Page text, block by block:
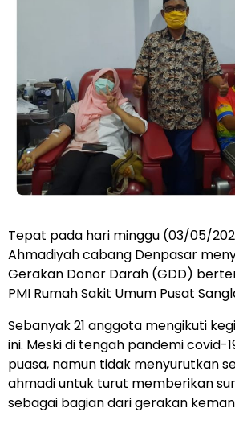
Tepat pada hari minggu (03/05/
Ahmadiyah cabang Denpasar
Gerakan Donor Darah (GDD)
PMI Rumah Sakit Umum Pusat
Sebanyak 21 anggota mengikuti
ini. Meski di tengah pandemi covid-
puasa, namun tidak menyurutkan
ahmadi untuk turut memberikan
sebagai bagian dari gerakan